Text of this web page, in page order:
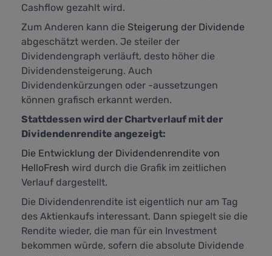
Cashflow gezahlt wird.
Zum Anderen kann die Steigerung der Dividende
abgeschätzt werden. Je steiler der
Dividendengraph verläuft, desto höher die
Dividendensteigerung. Auch
Dividendenkürzungen oder -aussetzungen
können grafisch erkannt werden.
Stattdessen wird der Chartverlauf mit der
Dividendenrendite angezeigt:
Die Entwicklung der Dividendenrendite von
HelloFresh wird durch die Grafik im zeitlichen
Verlauf dargestellt.
Die Dividendenrendite ist eigentlich nur am Tag
des Aktienkaufs interessant. Dann spiegelt sie die
Rendite wieder, die man für ein Investment
bekommen würde, sofern die absolute Dividende